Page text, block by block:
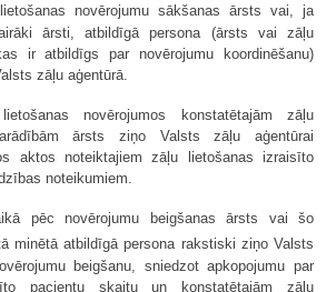
novērojumu sākšanas ārsts vai, ja
ārsti, atbildīgā persona (ārsts vai zāļu
ir atbildīgs par novērojumu koordinēšanu)
zāļu aģentūrā.
novērojumos konstatētajām zāļu
ārsts ziņo Valsts zāļu aģentūrai
aktos noteiktajiem zāļu lietošanas izraisīto
noteikumiem.
pēc novērojumu beigšanas ārsts vai šo
minētā atbildīgā persona rakstiski ziņo Valsts
beigšanu, sniedzot apkopojumu par
pacientu skaitu un konstatētajām zāļu